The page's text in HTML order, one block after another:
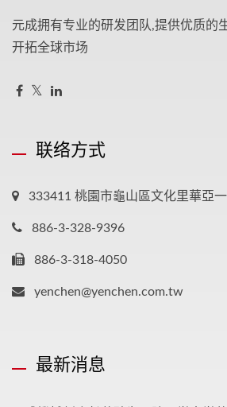
元成拥有专业的研发团队,提供优质的
开拓全球市场
联络方式
333411 桃園市龜山區文化里華亞
886-3-328-9396
886-3-318-4050
yenchen@yenchen.com.tw
最新消息